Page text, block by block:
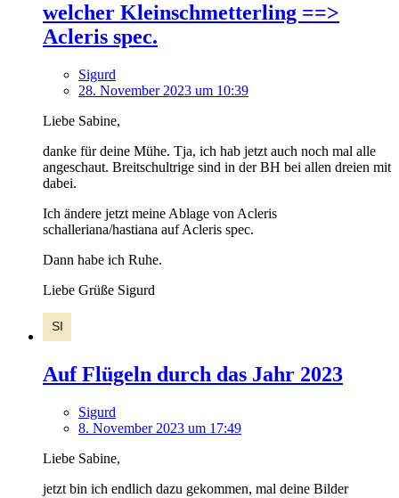
welcher Kleinschmetterling ==>
Acleris spec.
Sigurd
28. November 2023 um 10:39
Liebe Sabine,
danke für deine Mühe. Tja, ich hab jetzt auch noch mal alle
angeschaut. Breitschultrige sind in der BH bei allen dreien mit
dabei.
Ich ändere jetzt meine Ablage von Acleris
schalleriana/hastiana auf Acleris spec.
Dann habe ich Ruhe.
Liebe Grüße Sigurd
Auf Flügeln durch das Jahr 2023
Sigurd
8. November 2023 um 17:49
Liebe Sabine,
jetzt bin ich endlich dazu gekommen, mal deine Bilder